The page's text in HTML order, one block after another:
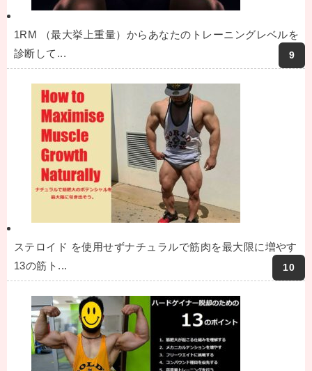
1RM （最大挙上重量）からあなたのトレーニングレベルを
診断して...
ステロイド を使用せずナチュラルで筋肉を最大限に増やす
13の筋ト...